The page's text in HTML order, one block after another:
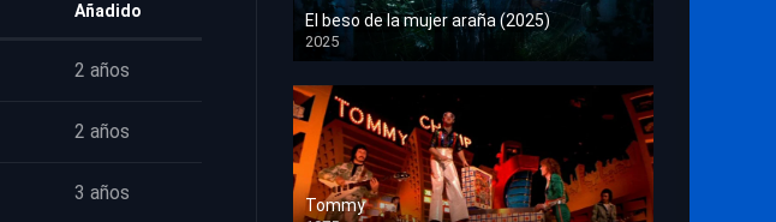
Añadido
2 años
2 años
3 años
El beso de la mujer araña (2025)
2025
HD 1080p
Tommy